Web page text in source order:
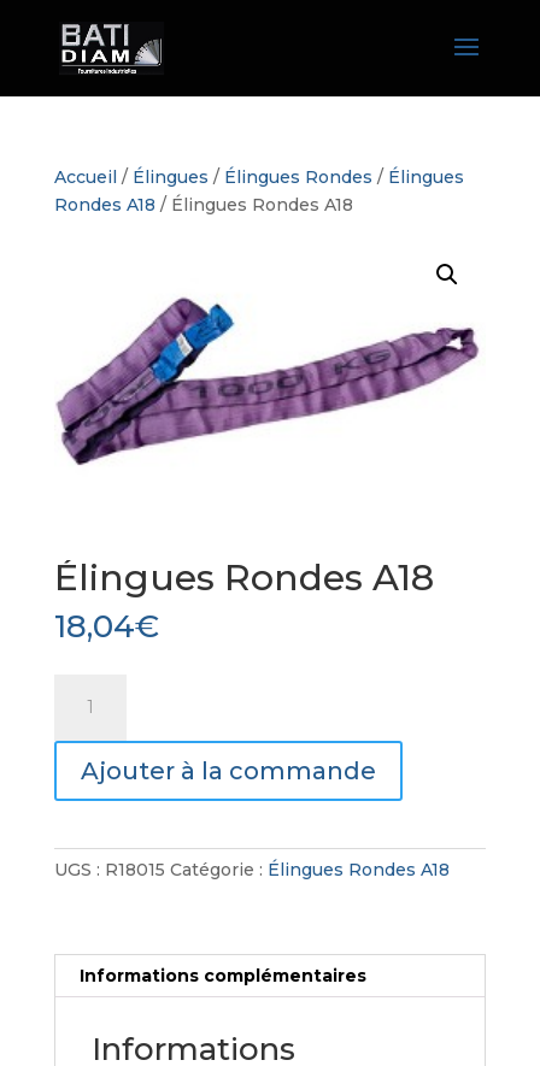
Accueil / Élingues / Élingues Rondes / Élingues
Rondes A18 / Élingues Rondes A18
Élingues Rondes A18
18,04€
Élingues
Rondes
A18
Ajouter à la commande
UGS : R18015 Catégorie : Élingues Rondes A18
Informations complémentaires
Informations